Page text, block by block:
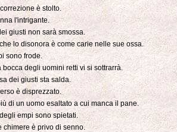
è stolto.
l'intrigante.
giusti non sarà smossa.
lo disonora è come carie nelle sue ossa.
sono frode.
degli uomini retti vi si sottrarrà.
dei giusti sta salda.
è disprezzato.
di un uomo esaltato a cui manca il pane.
empi sono spietati.
è privo di senno.